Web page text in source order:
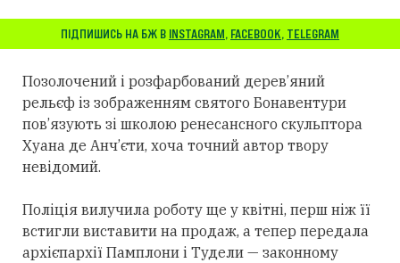
ПІДПИШИСЬ НА БЖ В INSTAGRAM, FACEBOOK, TELEGRAM
Позолочений і розфарбований дерев’яний
рельєф із зображенням святого Бонавентури
пов’язують зі школою ренесансного скульптора
Хуана де Анч’єти, хоча точний автор твору
невідомий.
Поліція вилучила роботу ще у квітні, перш ніж її
встигли виставити на продаж, а тепер передала
архієпархії Памплони і Тудели — законному